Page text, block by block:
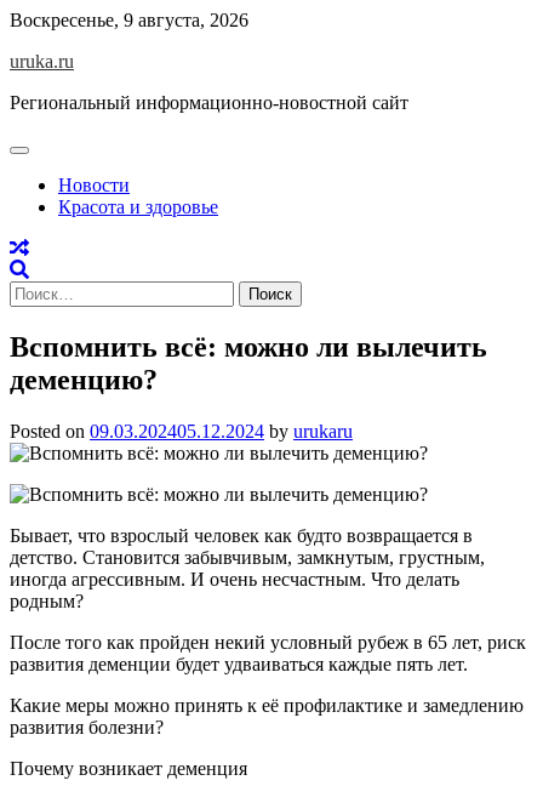
Skip
content
Воскресенье, 9 августа, 2026
uruka.ru
Региональный информационно-новостной сайт
Новости
Красота и здоровье
Найти:
Вспомнить всё: можно ли вылечить
деменцию?
Posted on 09.03.202405.12.2024 by urukaru
Бывает, что взрослый человек как будто возвращается в
детство. Становится забывчивым, замкнутым, грустным,
иногда агрессивным. И очень несчастным. Что делать
родным?
После того как пройден некий условный рубеж в 65 лет, риск
развития деменции будет удваиваться каждые пять лет.
Какие меры можно принять к её профилактике и замедлению
развития болезни?
Почему возникает деменция